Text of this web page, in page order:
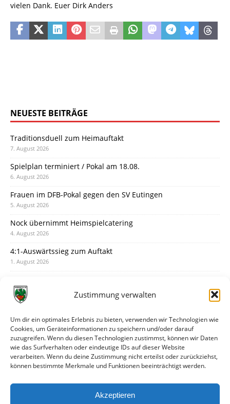
Zustimmung verwalten
Um dir ein optimales Erlebnis zu bieten, verwenden wir Technologien wie
Cookies, um Geräteinformationen zu speichern und/oder darauf
zuzugreifen. Wenn du diesen Technologien zustimmst, können wir Daten
wie das Surfverhalten oder eindeutige IDs auf dieser Website
verarbeiten. Wenn du deine Zustimmung nicht erteilst oder zurückziehst,
können bestimmte Merkmale und Funktionen beeinträchtigt werden.
Akzeptieren
vielen Dank. Euer Dirk Anders
NEUESTE BEITRÄGE
Traditionsduell zum Heimauftakt
7. August 2026
Spielplan terminiert / Pokal am 18.08.
6. August 2026
Frauen im DFB-Pokal gegen den SV Eutingen
5. August 2026
Nock übernimmt Heimspielcatering
4. August 2026
4:1-Auswärtssieg zum Auftakt
1. August 2026
31. Juli 2026
30. Juli 2026
Deine Spielminute: 89+1
28. Juli 2026
Neuer Rückensponsor
Neue Podcast-Folge: So tickt Björn!